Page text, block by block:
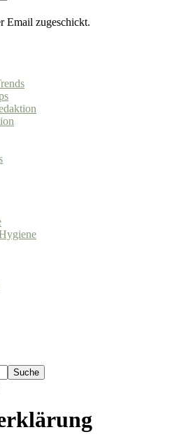
Email zugeschickt.